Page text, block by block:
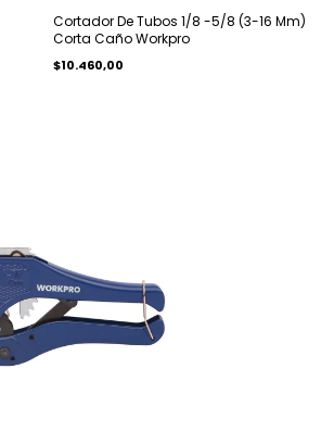
Cortador De Tubos 1/8 -5/8 (3-16 Mm)
Corta Caño Workpro
$10.460,00